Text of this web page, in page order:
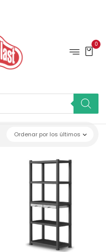
0
Ordenar por los últimos